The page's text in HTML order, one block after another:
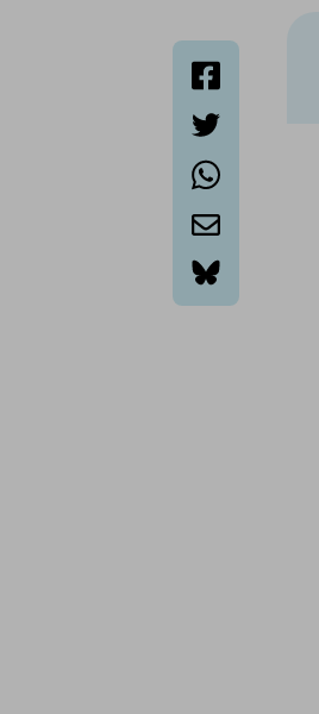
bluesky